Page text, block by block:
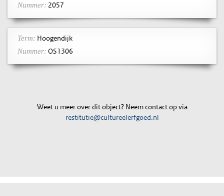
Nummer: 2057
Term: Hoogendijk
Nummer: OS1306
Weet u meer over dit object? Neem contact op via
restitutie@cultureelerfgoed.nl